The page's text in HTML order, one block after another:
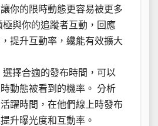
你的限時動態更容易被更多
極與你的追蹤者互動，回應
提升互動率，纔能有效擴大
選擇合適的發布時間，可以
動態被看到的機率。 分析
躍時間，在他們線上時發布
升曝光度和互動率。